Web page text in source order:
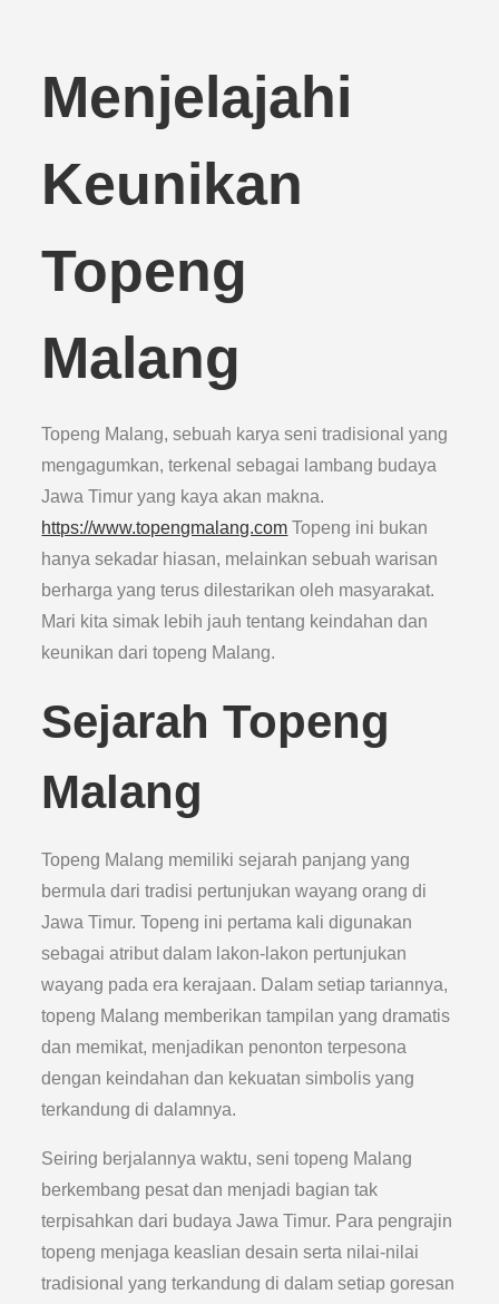
Menjelajahi
Keunikan
Topeng
Malang
Topeng Malang, sebuah karya seni tradisional yang
mengagumkan, terkenal sebagai lambang budaya
Jawa Timur yang kaya akan makna.
https://www.topengmalang.com Topeng ini bukan
hanya sekadar hiasan, melainkan sebuah warisan
berharga yang terus dilestarikan oleh masyarakat.
Mari kita simak lebih jauh tentang keindahan dan
keunikan dari topeng Malang.
Sejarah Topeng
Malang
Topeng Malang memiliki sejarah panjang yang
bermula dari tradisi pertunjukan wayang orang di
Jawa Timur. Topeng ini pertama kali digunakan
sebagai atribut dalam lakon-lakon pertunjukan
wayang pada era kerajaan. Dalam setiap tariannya,
topeng Malang memberikan tampilan yang dramatis
dan memikat, menjadikan penonton terpesona
dengan keindahan dan kekuatan simbolis yang
terkandung di dalamnya.
Seiring berjalannya waktu, seni topeng Malang
berkembang pesat dan menjadi bagian tak
terpisahkan dari budaya Jawa Timur. Para pengrajin
topeng menjaga keaslian desain serta nilai-nilai
tradisional yang terkandung di dalam setiap goresan